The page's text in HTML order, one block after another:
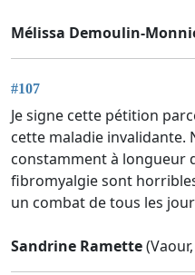
Mélissa Demoulin-
#107
Je signe cette pétition
cette maladie invalidante.
constamment à longueur
fibromyalgie sont
un combat de tous les
Sandrine Ramette